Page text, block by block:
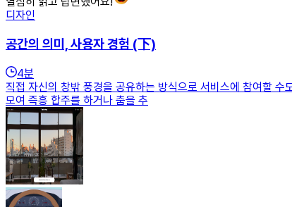
디자인
공간의 의미, 사용자 경험 (下)
4분
직접 자신의 창밖 풍경을 공유하는 방식으로 서비스에 참여할
모여 즉흥 합주를 하거나 춤을 추